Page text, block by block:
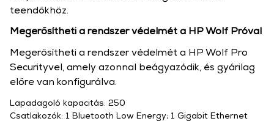
teendőkhöz.
Megerősítheti a rendszer védelmét a HP Wolf Próval
Megerősítheti a rendszer védelmét a HP Wolf Pro
Securityvel, amely azonnal beágyazódik, és gyárilag
előre van konfigurálva.
Lapadagoló kapacitás: 250
Csatlakozók: 1 Bluetooth Low Energy; 1 Gigabit Ethernet